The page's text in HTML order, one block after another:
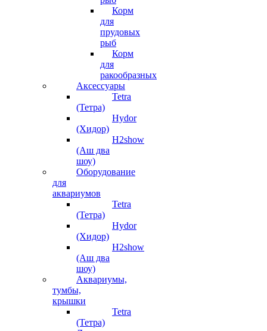
Корм
для
прудовых
рыб
Корм
для
ракообразных
Аксессуары
Tetra
(Тетра)
Hydor
(Хидор)
H2show
(Аш два
шоу)
Оборудование
для
аквариумов
Tetra
(Тетра)
Hydor
(Хидор)
H2show
(Аш два
шоу)
Аквариумы,
тумбы,
крышки
Tetra
(Тетра)